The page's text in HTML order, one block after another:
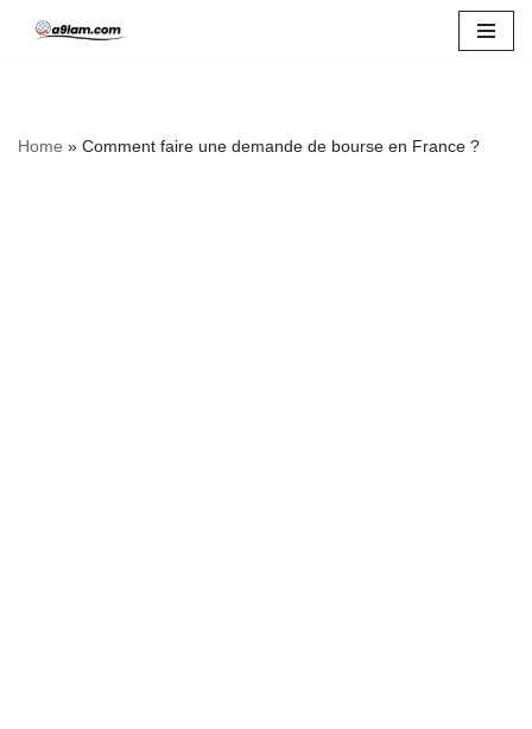
Home » Comment faire une demande de bourse en France ?